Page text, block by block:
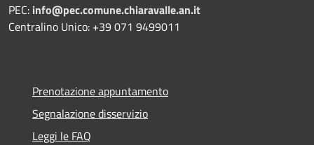
PEC: info@pec.comune.chiaravalle.an.it
Centralino Unico: +39 071 9499011
Prenotazione appuntamento
Segnalazione disservizio
Leggi le FAQ